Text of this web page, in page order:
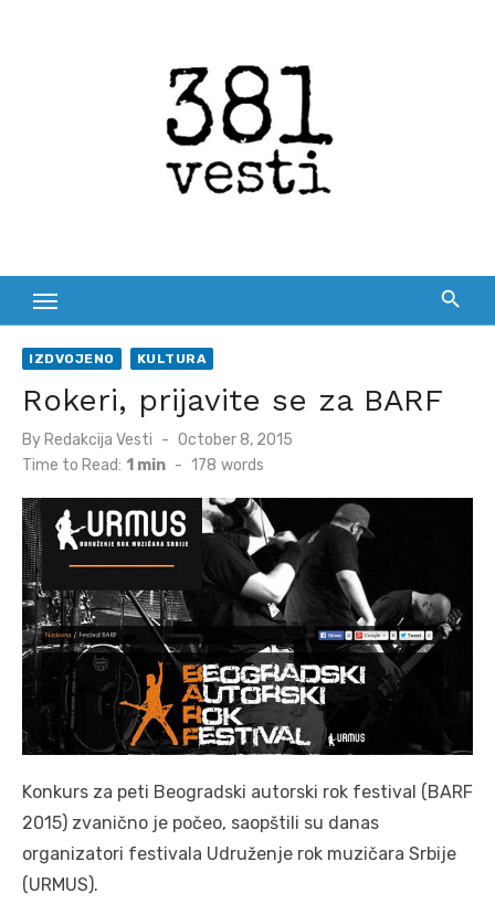
IZDVOJENO KULTURA
Rokeri, prijavite se za BARF
By Redakcija Vesti
Posted
on
October 8, 2015
Time to Read: 1 min - 178 words
Konkurs za peti Beogradski autorski rok festival (BARF
2015) zvanično je počeo, saopštili su danas
organizatori festivala Udruženje rok muzičara Srbije
(URMUS).